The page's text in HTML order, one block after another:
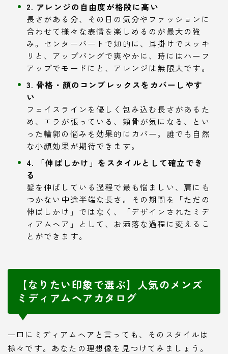
2. アレンジの自由度が格段に高い
長さがある分、その日の気分やファッションに
合わせて様々な表情を楽しめるのが最大の強
み。センターパートで知的に、耳掛けでスッキ
リと、アップバングで爽やかに、時にはハーフ
アップでモードにと、アレンジは無限大です。
3. 骨格・顔のコンプレックスをカバーしやす
い
フェイスラインを優しく包み込む長さがあるた
め、エラが張っている、頬骨が気になる、とい
った輪郭の悩みを効果的にカバー。誰でも自然
な小顔効果が期待できます。
4. 「伸ばしかけ」をスタイルとして確立でき
る
髪を伸ばしている過程で最も悩ましい、肩にも
つかない中途半端な長さ。その期間を「ただの
伸ばしかけ」ではなく、「デザインされたミデ
ィアムヘア」として、お洒落な過程に変えるこ
とができます。
【なりたい印象で選ぶ】人気のメンズ
ミディアムヘアカタログ
一口にミディアムヘアと言っても、そのスタイルは
様々です。あなたの理想像を見つけてみましょう。